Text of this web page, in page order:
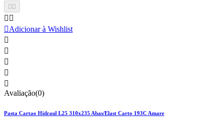
 
 
Adicionar à Wishlist





Avaliação(0)
Pasta Cartao Hidraul L25 310x235 Abas/Elast Carto 193C Amare